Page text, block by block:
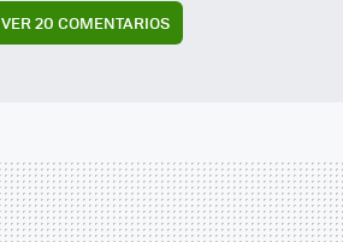
VER 20 COMENTARIOS